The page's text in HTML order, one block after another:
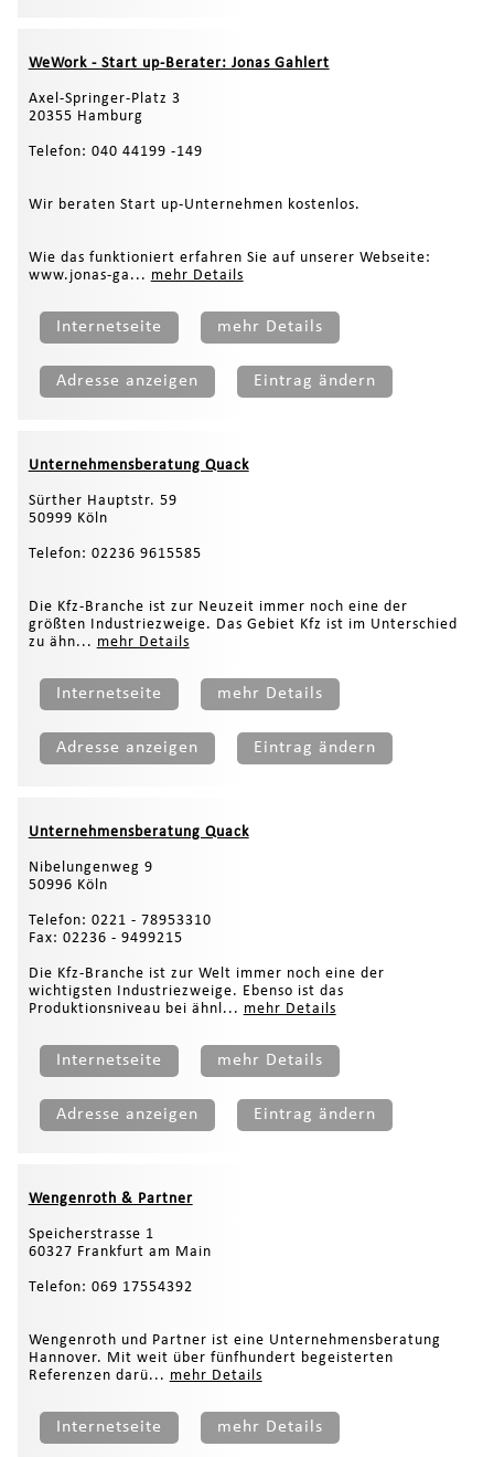
WeWork - Start up-Berater: Jonas Gahlert
Axel-Springer-Platz 3
20355 Hamburg
Telefon: 040 44199 -149
Wir beraten Start up-Unternehmen kostenlos.
Wie das funktioniert erfahren Sie auf unserer Webseite:
www.jonas-ga... mehr Details
Internetseite mehr Details
Adresse anzeigen Eintrag ändern
Unternehmensberatung Quack
Sürther Hauptstr. 59
50999 Köln
Telefon: 02236 9615585
Die Kfz-Branche ist zur Neuzeit immer noch eine der
größten Industriezweige. Das Gebiet Kfz ist im Unterschied
zu ähn... mehr Details
Internetseite mehr Details
Adresse anzeigen Eintrag ändern
Unternehmensberatung Quack
Nibelungenweg 9
50996 Köln
Telefon: 0221 - 78953310
Fax: 02236 - 9499215
Die Kfz-Branche ist zur Welt immer noch eine der
wichtigsten Industriezweige. Ebenso ist das
Produktionsniveau bei ähnl... mehr Details
Internetseite mehr Details
Adresse anzeigen Eintrag ändern
Wengenroth & Partner
Speicherstrasse 1
60327 Frankfurt am Main
Telefon: 069 17554392
Wengenroth und Partner ist eine Unternehmensberatung
Hannover. Mit weit über fünfhundert begeisterten
Referenzen darü... mehr Details
Internetseite mehr Details